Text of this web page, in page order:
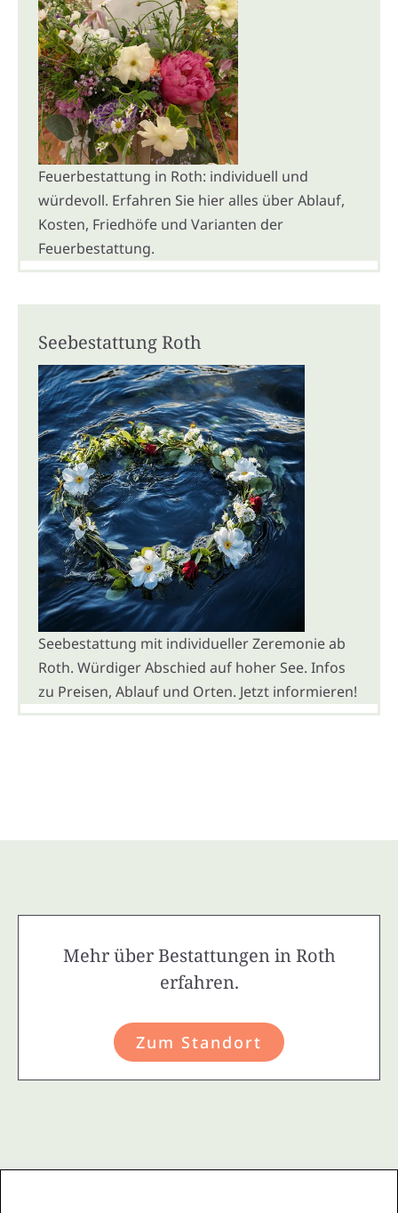
Feuerbestattung in Roth: individuell und
würdevoll. Erfahren Sie hier alles über Ablauf,
Kosten, Friedhöfe und Varianten der
Feuerbestattung.
Seebestattung Roth
Seebestattung mit individueller Zeremonie ab
Roth. Würdiger Abschied auf hoher See. Infos
zu Preisen, Ablauf und Orten. Jetzt informieren!
Mehr über Bestattungen in Roth
erfahren.
Zum Standort